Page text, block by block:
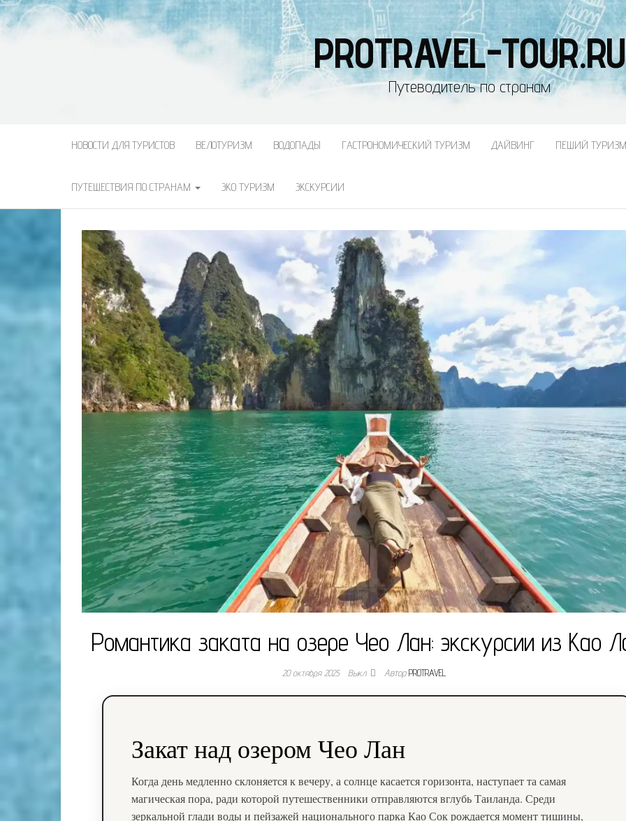
PROTRAVEL-TOUR.RU
Путеводитель по странам
НОВОСТИ ДЛЯ ТУРИСТОВ ВЕЛОТУРИЗМ ВОДОПАДЫ ГАСТРОНОМИЧЕСКИЙ ТУРИЗМ ДАЙВИНГ ПЕШИЙ ТУРИЗМ
ПУТЕШЕСТВИЯ ПО СТРАНАМ ЭКО ТУРИЗМ ЭКСКУРСИИ
Романтика заката на озере Чео Лан: экскурсии из Као
20 октября 2025 Выкл. АвторPROTRAVEL
Закат над озером Чео Лан
Когда день медленно склоняется к вечеру, а солнце касается горизонта, наступает та самая
магическая пора, ради которой путешественники отправляются вглубь Таиланда. Среди
зеркальной глади воды и пейзажей национального парка Као Сок рождается момент тишины,